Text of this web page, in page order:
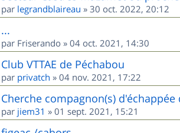
par legrandblaireau » 30 oct. 2022, 20:12
...
par Friserando » 04 oct. 2021, 14:30
Club VTTAE de Péchabou
par privatch » 04 nov. 2021, 17:22
Cherche compagnon(s)
par jiem31 » 01 sept. 2021, 15:21